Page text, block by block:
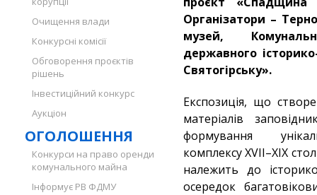
Очищення влади
Конкурсні комісії
Обговорення проєктів
рішень
Інвестиційний конкурс
Аукціон
ОГОЛОШЕННЯ
Конкурси на право оренди
комунального майна
Інформує РВ ФДМУ
Організатори –
музей,
державного
Святогірську».
Експозиція, що
матеріалів
формування
комплексу XVII–XIX
належить до
осередок